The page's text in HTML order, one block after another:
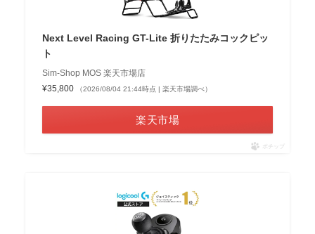
Next Level Racing GT-Lite 折りたたみコックピッ
ト
Sim-Shop MOS 楽天市場店
¥35,800
（2026/08/04 21:44時点 | 楽天市場調べ）
楽天市場
ポチップ